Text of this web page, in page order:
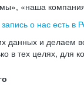
«наша
запись о нас есть в
и делаем
в тех целях, для